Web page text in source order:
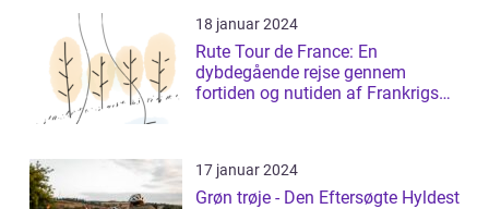
18 januar 2024
Rute Tour de France: En
dybdegående rejse gennem
fortiden og nutiden af Frankrigs
17 januar 2024
Grøn trøje - Den Eftersøgte Hyldest